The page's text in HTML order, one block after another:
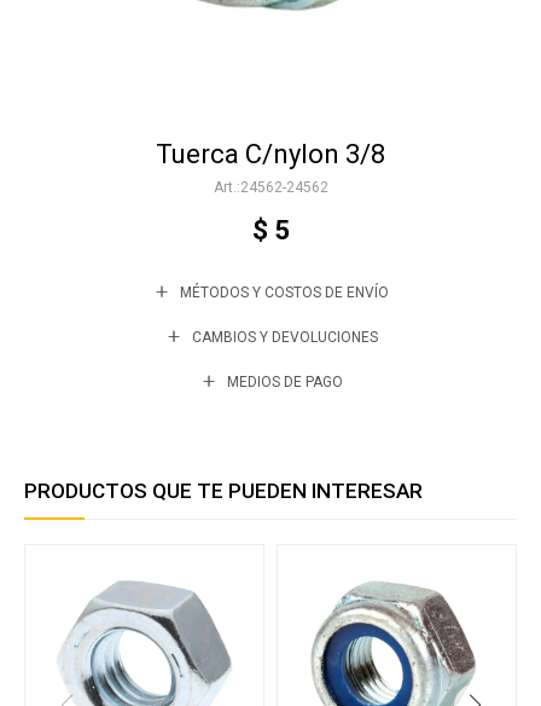
Tuerca C/nylon 3/8
24562-24562
$ 5
MÉTODOS Y COSTOS DE ENVÍO
CAMBIOS Y DEVOLUCIONES
MEDIOS DE PAGO
PRODUCTOS QUE TE PUEDEN INTERESAR